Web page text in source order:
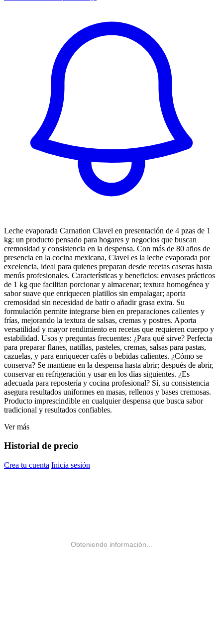
Leche evaporada Carnation Clavel en presentación de 4 pzas de 1
kg: un producto pensado para hogares y negocios que buscan
cremosidad y consistencia en la despensa. Con más de 80 años de
presencia en la cocina mexicana, Clavel es la leche evaporada por
excelencia, ideal para quienes preparan desde recetas caseras hasta
menús profesionales. Características y beneficios: envases prácticos
de 1 kg que facilitan porcionar y almacenar; textura homogénea y
sabor suave que enriquecen platillos sin empalagar; aporta
cremosidad sin necesidad de batir o añadir grasa extra. Su
formulación permite integrarse bien en preparaciones calientes y
frías, mejorando la textura de salsas, cremas y postres. Aporta
versatilidad y mayor rendimiento en recetas que requieren cuerpo y
estabilidad. Usos y preguntas frecuentes: ¿Para qué sirve? Perfecta
para preparar flanes, natillas, pasteles, cremas, salsas para pastas,
cazuelas, y para enriquecer cafés o bebidas calientes. ¿Cómo se
conserva? Se mantiene en la despensa hasta abrir; después de abrir,
conservar en refrigeración y usar en los días siguientes. ¿Es
adecuada para repostería y cocina profesional? Sí, su consistencia
asegura resultados uniformes en masas, rellenos y bases cremosas.
Producto imprescindible en cualquier despensa que busca sabor
tradicional y resultados confiables.
Ver más
Historial de precio
Crea tu cuenta Inicia sesión
Obteniendo información...